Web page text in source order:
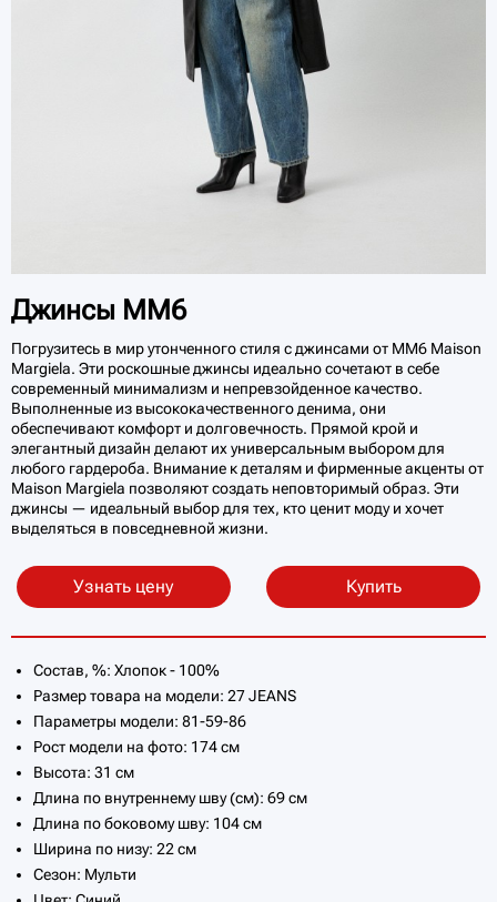
Джинсы MM6
Погрузитесь в мир утонченного стиля с джинсами от MM6 Maison
Margiela. Эти роскошные джинсы идеально сочетают в себе
современный минимализм и непревзойденное качество.
Выполненные из высококачественного денима, они
обеспечивают комфорт и долговечность. Прямой крой и
элегантный дизайн делают их универсальным выбором для
любого гардероба. Внимание к деталям и фирменные акценты от
Maison Margiela позволяют создать неповторимый образ. Эти
джинсы — идеальный выбор для тех, кто ценит моду и хочет
выделяться в повседневной жизни.
Узнать цену Купить
Состав, %: Хлопок - 100%
Размер товара на модели: 27 JEANS
Параметры модели: 81-59-86
Рост модели на фото: 174 см
Высота: 31 см
Длина по внутреннему шву (см): 69 см
Длина по боковому шву: 104 см
Ширина по низу: 22 см
Сезон: Мульти